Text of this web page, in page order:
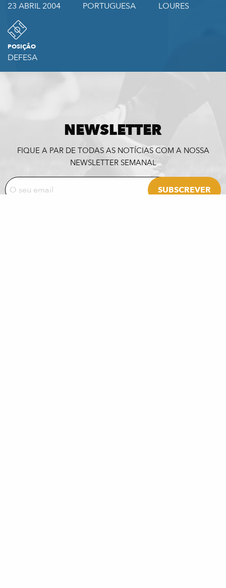
23 ABRIL 2004 PORTUGUESA LOURES
POSIÇÃO
DEFESA
NEWSLETTER
FIQUE A PAR DE TODAS AS NOTÍCIAS COM A NOSSA
NEWSLETTER SEMANAL